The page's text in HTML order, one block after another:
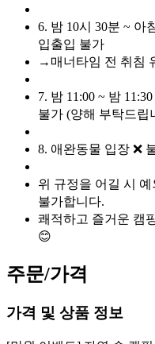
6. 밤 10시 30분 ~ 아
입출입 불가
→매너타임 전 취침
7. 밤 11:00 ~ 밤
불가 (양해 부탁드립
8. 애완동물 입장 ❌
위 규정을 어길 시
불가합니다.
쾌적하고 즐거운 캠
😊
주문/가격
가격 및 상품 정보